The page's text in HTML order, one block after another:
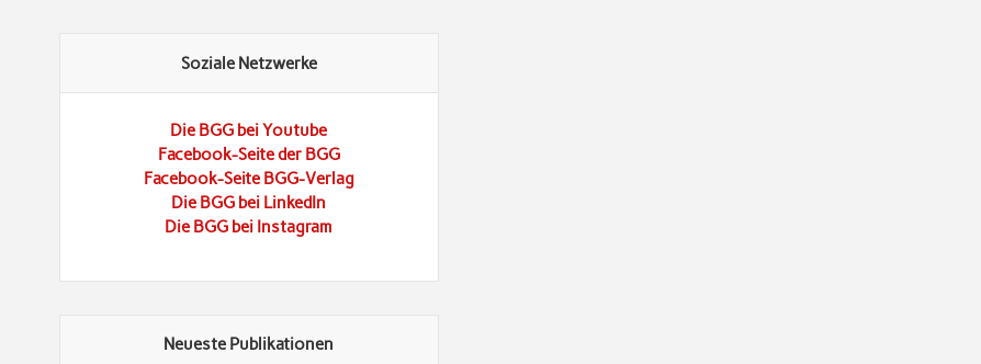
Soziale Netzwerke
Die BGG bei Youtube
Facebook-Seite der BGG
Facebook-Seite BGG-Verlag
Die BGG bei LinkedIn
Die BGG bei Instagram
Neueste Publikationen